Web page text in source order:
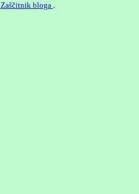
Zaščitnik bloga .